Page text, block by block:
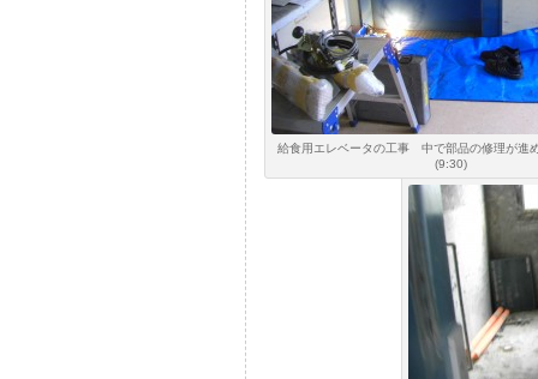
給食用エレベータの工事 中で部品の修理が進
(9:30)